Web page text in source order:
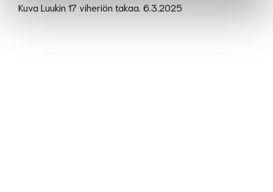
Kuva Luukin 17 viheriön takaa. 6.3.2025